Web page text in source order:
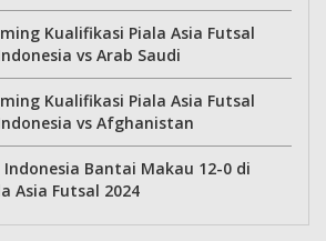
Kualifikasi Piala Asia Futsal
vs Arab Saudi
Kualifikasi Piala Asia Futsal
vs Afghanistan
Bantai Makau 12-0 di
Asia Futsal 2024